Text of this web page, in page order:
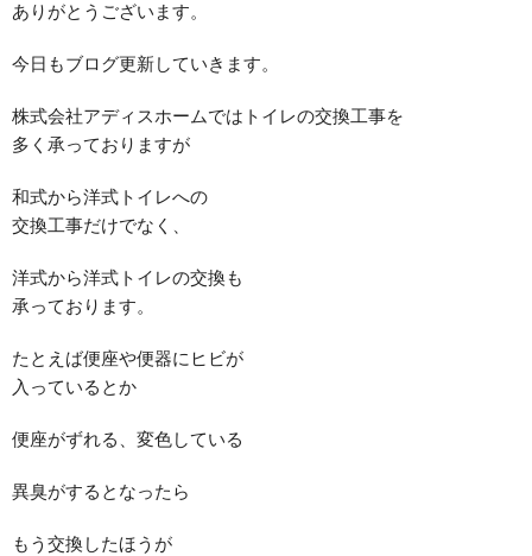
ありがとうございます。
今日もブログ更新していきます。
株式会社アディスホームではトイレの交換工事を
多く承っておりますが
和式から洋式トイレへの
交換工事だけでなく、
洋式から洋式トイレの交換も
承っております。
たとえば便座や便器にヒビが
入っているとか
便座がずれる、変色している
異臭がするとなったら
もう交換したほうが